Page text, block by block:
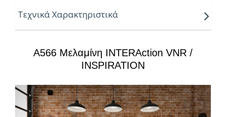
Τεχνικά Χαρακτηριστικά
3.66m
Κούρβα:ίσιο σόκορο
Πυρήνας:νοβοπάν P2
A566 Μελαμίνη INTERAction VNR /
INSPIRATION